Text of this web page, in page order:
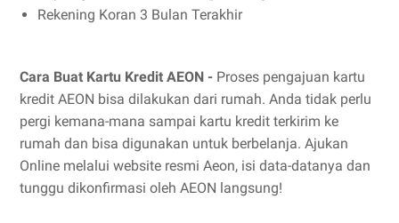
Rekening Koran 3 Bulan Terakhir
Cara Buat Kartu Kredit AEON - Proses pengajuan kartu
kredit AEON bisa dilakukan dari rumah. Anda tidak perlu
pergi kemana-mana sampai kartu kredit terkirim ke
rumah dan bisa digunakan untuk berbelanja. Ajukan
Online melalui website resmi Aeon, isi data-datanya dan
tunggu dikonfirmasi oleh AEON langsung!